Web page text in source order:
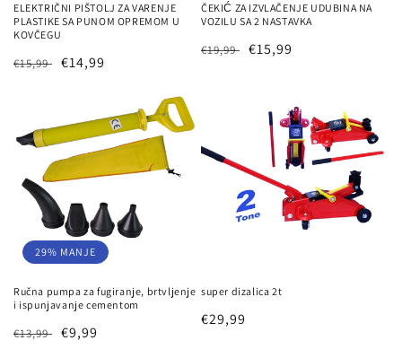
ELEKTRIČNI PIŠTOLJ ZA VARENJE
PLASTIKE SA PUNOM OPREMOM U
KOVČEGU
Redovna
€15,99 Prodajna
€14,99
ČEKIĆ ZA IZVLAČENJE UDUBINA NA
VOZILU SA 2 NASTAVKA
Redovna
€19,99 Prodajna
€15,99
29% MANJE
Ručna pumpa za fugiranje, brtvljenje
i ispunjavanje cementom
Redovna
€13,99 Prodajna
€9,99
super dizalica 2t
Redovna
€29,99